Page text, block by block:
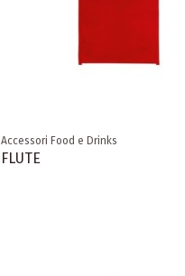
Accessori Food e Drinks
FLUTE